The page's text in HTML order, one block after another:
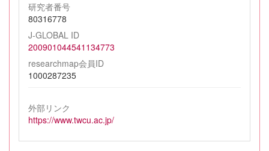
研究者番号
80316778
J-GLOBAL ID
200901044541134773
researchmap会員ID
1000287235
外部リンク
https://www.twcu.ac.jp/